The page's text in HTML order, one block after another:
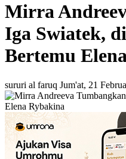
Mirra
Iga Swiatek,
Bertemu
sururi al faruq Jum'at, 21